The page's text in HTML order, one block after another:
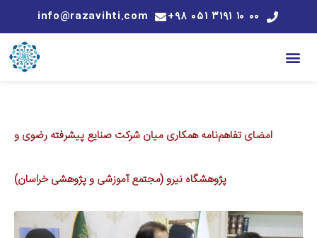
۰۰ ۱۰ ۳۱۹۱ ۰۵۱ ۹۸+ info@razavihti.com
امضای تفاهم‌نامه همکاری میان شرکت صنایع پیشرفته رضوی و
پژوهشگاه نیرو (مجتمع آموزشی و پژوهشی خراسان)